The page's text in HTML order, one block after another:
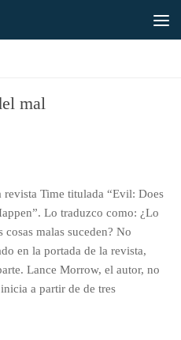
mal
revista Time titulada “Evil: Does
Lo traduzco como: ¿Lo
malas suceden? No
en la portada de la revista,
Lance Morrow, el autor, no
a partir de de tres